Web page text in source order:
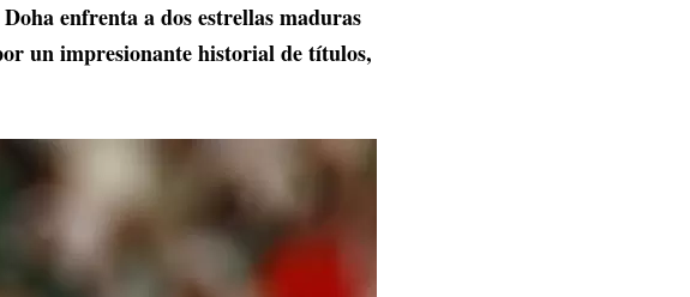
enfrenta a dos estrellas maduras
un impresionante historial de títulos,